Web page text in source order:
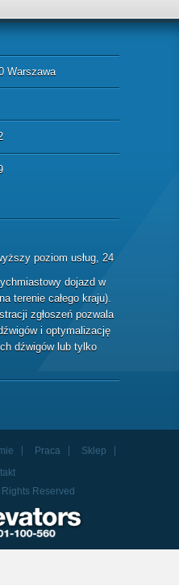
Warszawa
poziom usług, 24
dojazd w
terenie całego kraju).
zgłoszeń pozwala
i optymalizację
dźwigów lub tylko
Praca
Sklep
Reserved